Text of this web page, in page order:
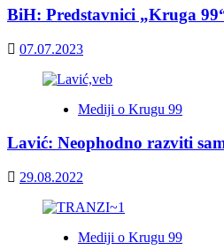
BiH: Predstavnici „Kruga
07.07.2023
Mediji o Krugu 99
Lavić: Neophodno razviti
29.08.2022
Mediji o Krugu 99